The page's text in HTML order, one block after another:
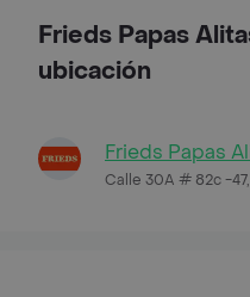
Frieds Papas
ubicación
Frieds Papas
Calle 30A # 82c -